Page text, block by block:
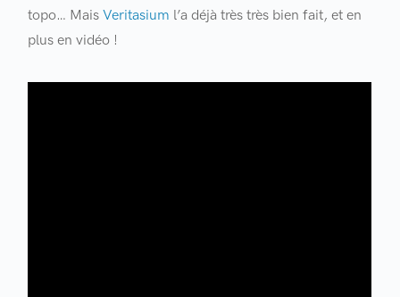
topo… MaisVeritasium l’a déjà très très bien fait, et en
plus en vidéo !